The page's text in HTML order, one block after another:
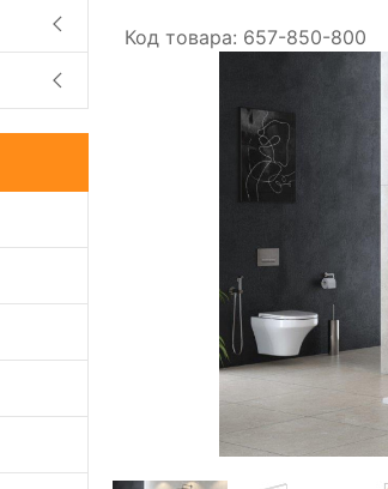
Код товара: 657-850-800